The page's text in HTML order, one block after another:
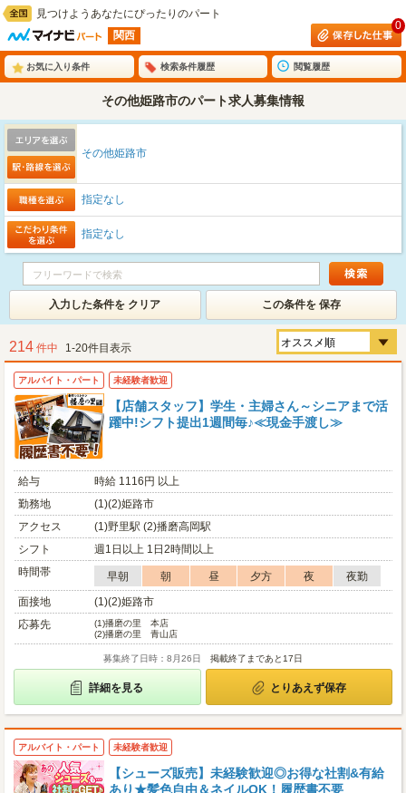
見つけようあなたにぴったりのパート
関西
0
お気に入り条件 検索条件履歴 閲覧履歴
その他姫路市のパート求人募集情報
その他姫路市
指定なし
指定なし
入力した条件を クリア この条件を 保存
214 件中 1-20件目表示
アルバイト・パート 未経験者歓迎
【店舗スタッフ】学生・主婦さん～シニアまで活
躍中!シフト提出1週間毎♪≪現金手渡し≫
給与
時給 1116円 以上
勤務地
(1)(2)姫路市
アクセス
(1)野里駅 (2)播磨高岡駅
シフト
週1日以上 1日2時間以上
時間帯
早朝 朝 昼 夕方 夜
夜勤
面接地
(1)(2)姫路市
応募先
(1)播磨の里 本店
(2)播磨の里 青山店
募集終了日時：8月26日 掲載終了まであと17日
詳細を見る とりあえず保存
アルバイト・パート 未経験者歓迎
【シューズ販売】未経験歓迎◎お得な社割&有給
あり★髪色自由＆ネイルOK！履歴書不要